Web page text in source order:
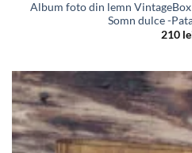
Album foto din lemn
Somn dulce -
210